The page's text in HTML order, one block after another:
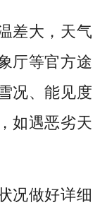
差大，天气
厅等官方途
况、能见度
如遇恶劣天
况做好详细